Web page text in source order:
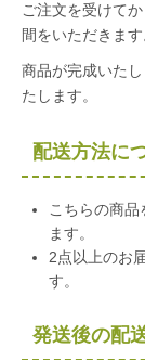
ご注文を受けて
間をいただきま
商品が完成いた
たします。
配送方法に
こちらの商
ます。
2点以上のお
す。
発送後の配